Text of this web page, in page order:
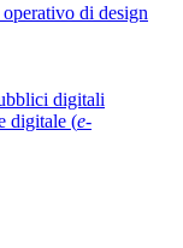
di design
digitali
digitale (e-